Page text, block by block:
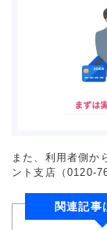
また、利用者側か
ント支店（0120-
関連記事